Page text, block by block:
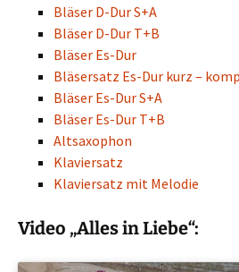
Bläser D-Dur S+A
Bläser D-Dur T+B
Bläser Es-Dur
Bläsersatz Es-Dur kurz –
Bläser Es-Dur S+A
Bläser Es-Dur T+B
Altsaxophon
Klaviersatz
Klaviersatz mit Melodie
Video „Alles in Liebe“: